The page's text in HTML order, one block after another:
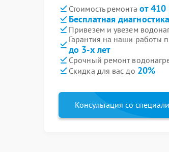
Стоимость ремонта от 410
Бесплатная диагностика
Привезем и увезем
Гарантия на наши работы
до 3-х лет
Срочный ремонт
Скидка для вас до 20%
Консультация со